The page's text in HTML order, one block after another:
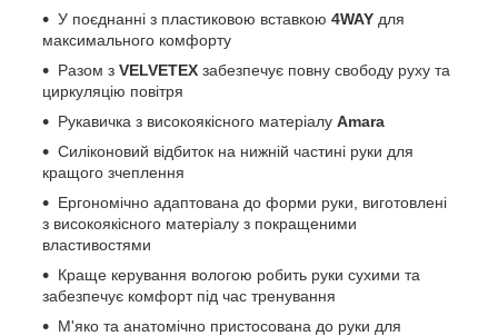
У поєднанні з пластиковою вставкою 4WAY для
максимального комфорту
Разом з VELVETEX забезпечує повну свободу руху та
циркуляцію повітря
Рукавичка з високоякісного матеріалу Amara
Силіконовий відбиток на нижній частині руки для
кращого зчеплення
Ергономічно адаптована до форми руки, виготовлені
з високоякісного матеріалу з покращеними
властивостями
Краще керування вологою робить руки сухими та
забезпечує комфорт під час тренування
М'яко та анатомічно пристосована до руки для